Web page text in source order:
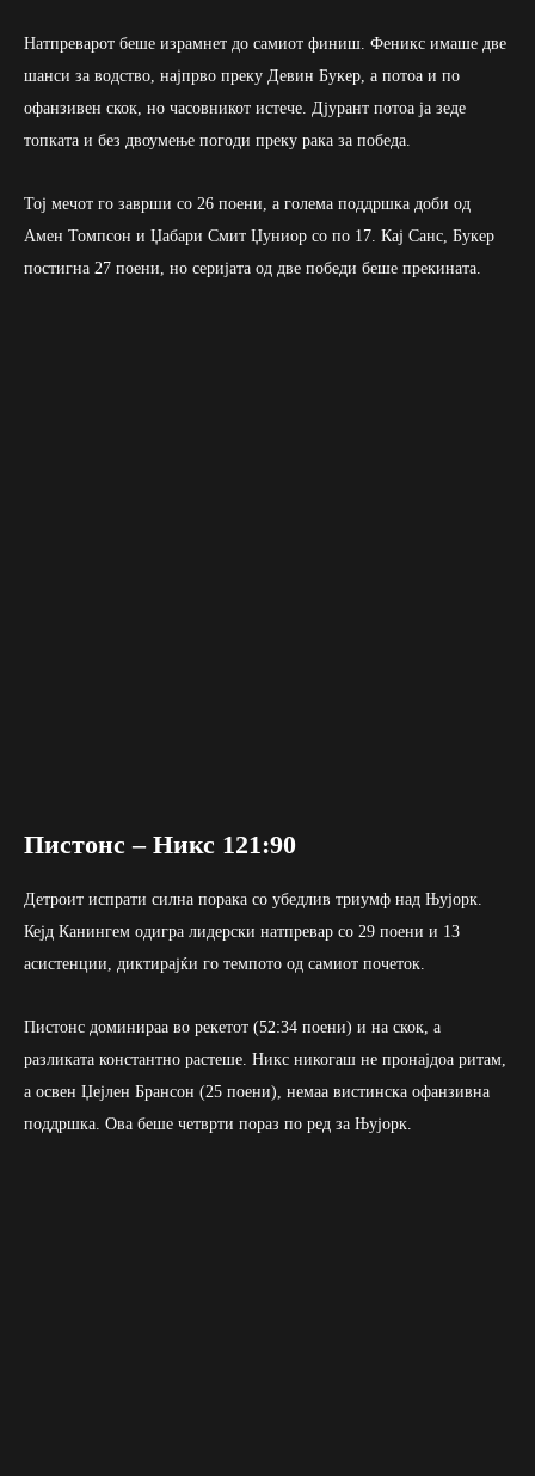
Натпреварот беше израмнет до самиот финиш. Феникс имаше две
шанси за водство, најпрво преку Девин Букер, а потоа и по
офанзивен скок, но часовникот истече. Дјурант потоа ја зеде
топката и без двоумење погоди преку рака за победа.
Тој мечот го заврши со 26 поени, а голема поддршка доби од
Амен Томпсон и Џабари Смит Џуниор со по 17. Кај Санс, Букер
постигна 27 поени, но серијата од две победи беше прекината.
Пистонс – Никс 121:90
Детроит испрати силна порака со убедлив триумф над Њујорк.
Кејд Канингем одигра лидерски натпревар со 29 поени и 13
асистенции, диктирајќи го темпото од самиот почеток.
Пистонс доминираа во рекетот (52:34 поени) и на скок, а
разликата константно растеше. Никс никогаш не пронајдоа ритам,
а освен Џејлен Брансон (25 поени), немаа вистинска офанзивна
поддршка. Ова беше четврти пораз по ред за Њујорк.